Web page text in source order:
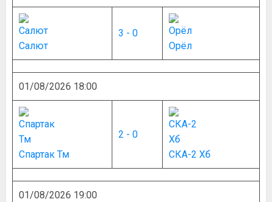
Салют
3 - 0
Орёл
01/08/2026 18:00
Спартак Тм
2 - 0
СКА-2 Хб
01/08/2026 19:00